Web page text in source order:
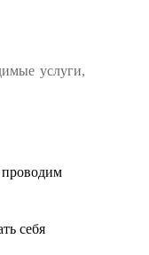
услуги,
проводим
себя